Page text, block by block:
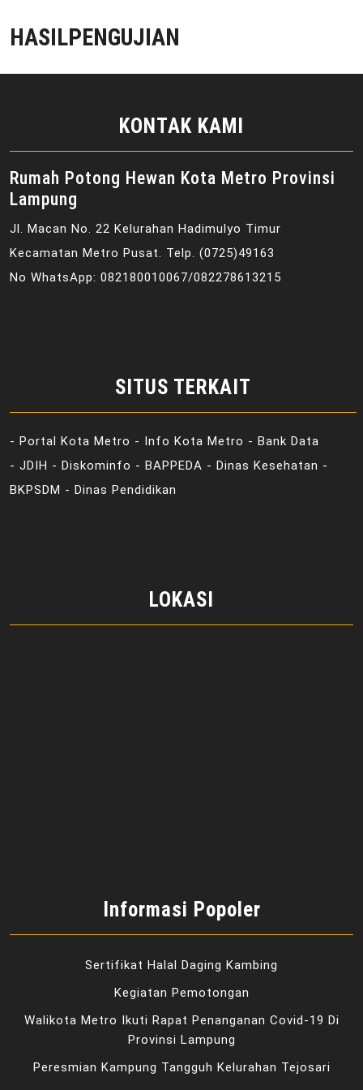
HASILPENGUJIAN
KONTAK KAMI
Rumah Potong Hewan Kota Metro Provinsi
Lampung
Jl. Macan No. 22 Kelurahan Hadimulyo Timur
Kecamatan Metro Pusat. Telp. (0725)49163
No WhatsApp: 082180010067/082278613215
SITUS TERKAIT
- Portal Kota Metro - Info Kota Metro - Bank Data
- JDIH - Diskominfo - BAPPEDA - Dinas Kesehatan -
BKPSDM - Dinas Pendidikan
LOKASI
Informasi Popoler
Sertifikat Halal Daging Kambing
Kegiatan Pemotongan
Walikota Metro Ikuti Rapat Penanganan Covid-19 Di
Provinsi Lampung
Peresmian Kampung Tangguh Kelurahan Tejosari